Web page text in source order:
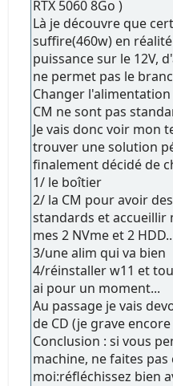
RTX 5060 8Go )
Là je découvre que
suffire(460w) en
puissance sur le 12V,
ne permet pas le
Changer
CM ne sont pas
Je vais donc voir mon
trouver une solution
finalement décidé de
1/ le boîtier
2/ la CM pour avoir
standards et accueillir
mes 2 NVme et 2
3/une alim qui va bien
4/réinstaller w11 et
ai pour un moment...
Au passage je vais
de CD (je grave
Conclusion : si vous
machine, ne faites pas
moi:réfléchissez bien